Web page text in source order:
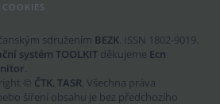
COOKIES
sdružením BEZK. ISSN 1802-9019.
systém TOOLKIT děkujeme Ecn
.
© ČTK, TASR. Všechna práva
šíření obsahu je bez předchozího